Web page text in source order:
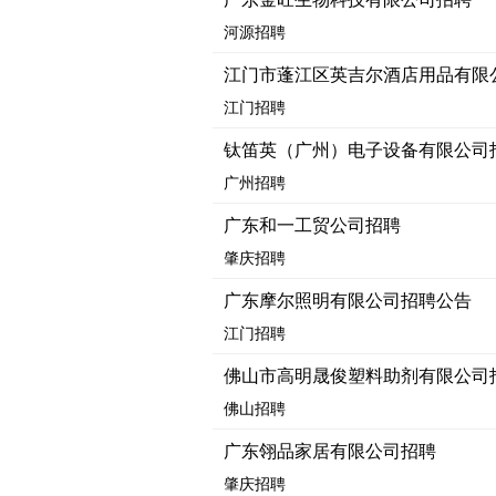
河源招聘
江门市蓬江区英吉尔酒店用品有限
江门招聘
钛笛英（广州）电子设备有限公司
广州招聘
广东和一工贸公司招聘
肇庆招聘
广东摩尔照明有限公司招聘公告
江门招聘
佛山市高明晟俊塑料助剂有限公司
佛山招聘
广东翎品家居有限公司招聘
肇庆招聘